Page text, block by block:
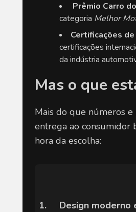
Prêmio Carro
categoria Melhor
Certificações
certificações
da indústria
Mas o que
Mais do que números
entrega ao consumidor
hora da escolha:
1. Design moderno